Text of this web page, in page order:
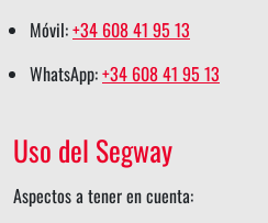
Móvil:+34 608 41 95 13
WhatsApp:+34 608 41 95 13
Uso del Segway
Aspectos a tener en cuenta: